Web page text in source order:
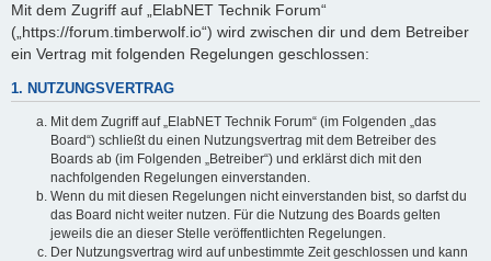
Mit dem Zugriff auf „ElabNET Technik Forum“
(„https://forum.timberwolf.io“) wird zwischen dir und dem Betreiber
ein Vertrag mit folgenden Regelungen geschlossen:
1. NUTZUNGSVERTRAG
Mit dem Zugriff auf „ElabNET Technik Forum“ (im Folgenden „das
Board“) schließt du einen Nutzungsvertrag mit dem Betreiber des
Boards ab (im Folgenden „Betreiber“) und erklärst dich mit den
nachfolgenden Regelungen einverstanden.
Wenn du mit diesen Regelungen nicht einverstanden bist, so darfst du
das Board nicht weiter nutzen. Für die Nutzung des Boards gelten
jeweils die an dieser Stelle veröffentlichten Regelungen.
Der Nutzungsvertrag wird auf unbestimmte Zeit geschlossen und kann